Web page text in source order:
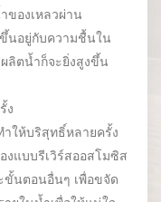
ของเหลวผ่าน
นอยู่กับความชื้นใน
ลิตน้ำก็จะยิ่งสูงขึ้น
ง
ให้บริสุทธิ์หลายครั้ง
งแบบรีเวิร์สออสโมซิส
ขั้นตอนอื่นๆ เพื่อขจัด